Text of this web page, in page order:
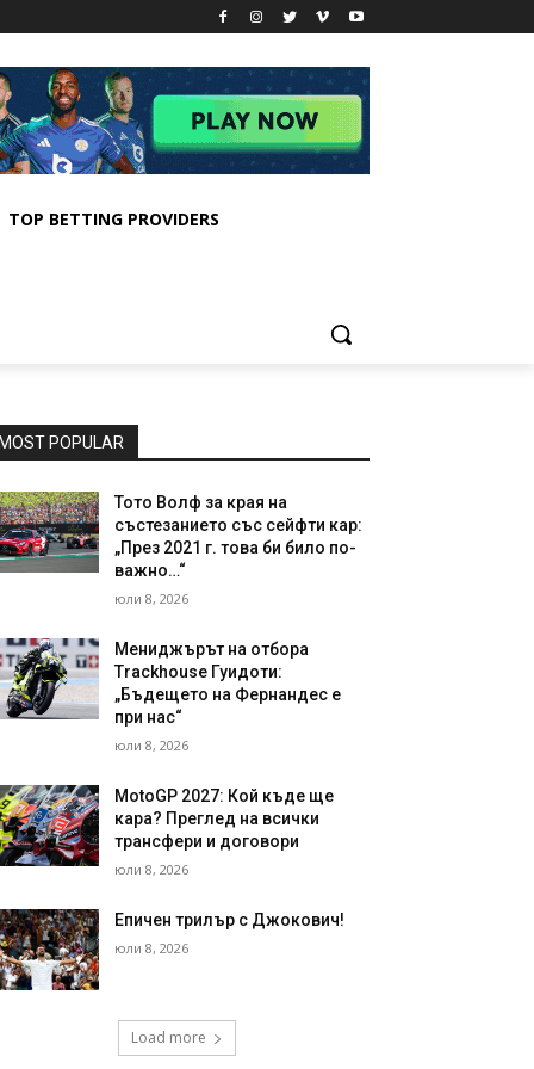
TOP BETTING PROVIDERS
MOST POPULAR
Тото Волф за края на
състезанието със сейфти кар:
„През 2021 г. това би било по-
важно…“
юли 8, 2026
Мениджърът на отбора
Trackhouse Гуидоти:
„Бъдещето на Фернандес е
при нас“
юли 8, 2026
MotoGP 2027: Кой къде ще
кара? Преглед на всички
трансфери и договори
юли 8, 2026
Епичен трилър с Джокович!
юли 8, 2026
Load more